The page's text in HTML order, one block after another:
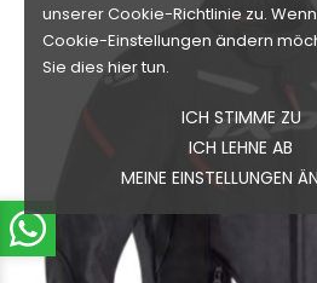
unserer Cookie-Richtlinie zu.
Cookie-Einstellungen ändern
Sie dies hier tun.
ICH STIMME ZU
ICH LEHNE AB
MEINE EINSTELLUNGEN